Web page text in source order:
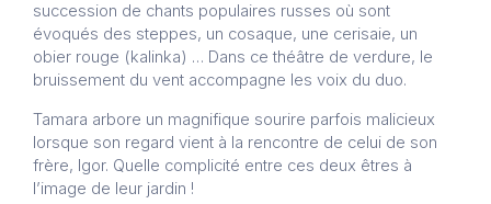
succession de chants populaires russes où sont
évoqués des steppes, un cosaque, une cerisaie, un
obier rouge (kalinka) … Dans ce théâtre de verdure, le
bruissement du vent accompagne les voix du duo.
Tamara arbore un magnifique sourire parfois malicieux
lorsque son regard vient à la rencontre de celui de son
frère, Igor. Quelle complicité entre ces deux êtres à
l’image de leur jardin !